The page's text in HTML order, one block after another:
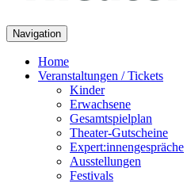
Navigation
Home
Veranstaltungen / Tickets
Kinder
Erwachsene
Gesamtspielplan
Theater-Gutscheine
Expert:innengespräche
Ausstellungen
Festivals